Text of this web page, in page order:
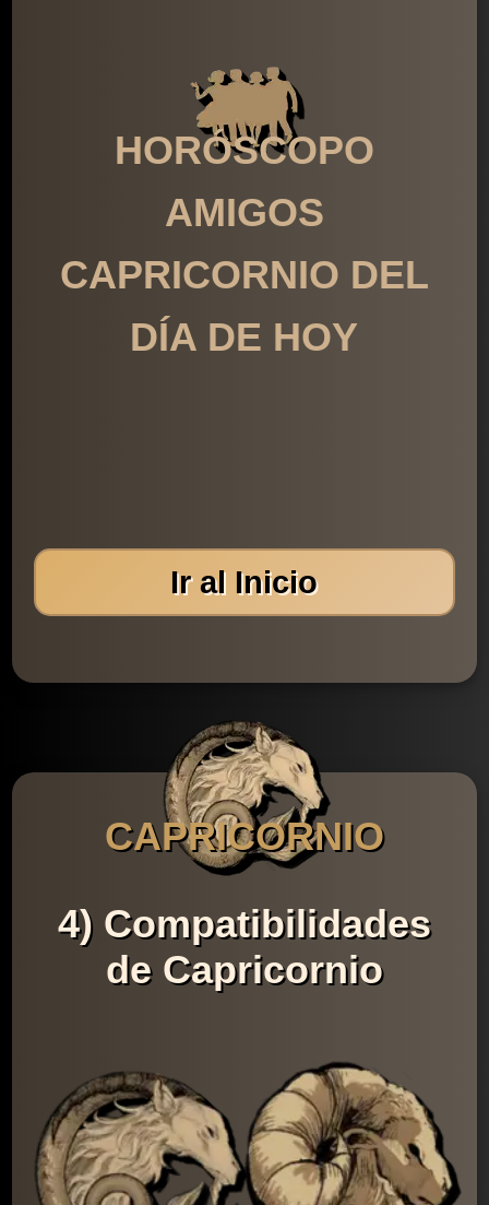
HORÓSCOPO
AMIGOS
CAPRICORNIO DEL
DÍA DE HOY
Ir al Inicio
CAPRICORNIO
4) Compatibilidades
de Capricornio